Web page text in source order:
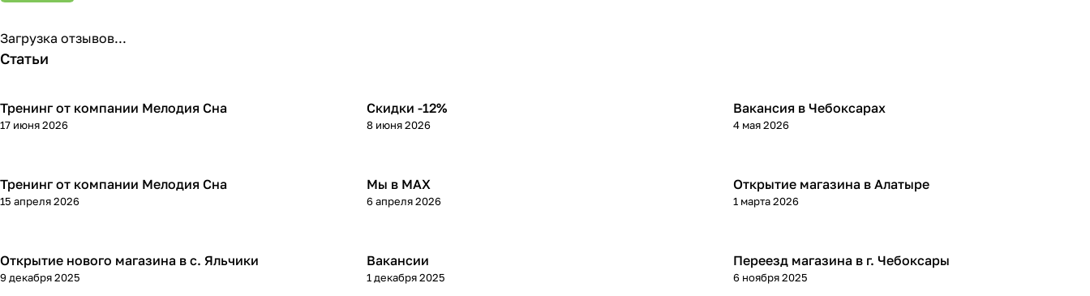
Загрузка отзывов...
Статьи
Тренинг от компании Мелодия Сна
17 июня 2026
Скидки -12%
8 июня 2026
Вакансия в Чебоксарах
4 мая 2026
Тренинг от компании Мелодия Сна
15 апреля 2026
Мы в МАХ
6 апреля 2026
Открытие магазина в Алатыре
1 марта 2026
Открытие нового магазина в с. Яльчики
9 декабря 2025
Вакансии
1 декабря 2025
Переезд магазина в г. Чебоксары
6 ноября 2025